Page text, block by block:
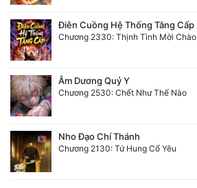
Điên Cuồng Hệ Thống Tăng Cấp
Chương 2330: Thịnh Tình Mời Chào
Âm Dương Quỷ Y
Chương 2530: Chết Như Thế Nào
Nho Đạo Chí Thánh
Chương 2130: Tứ Hung Cổ Yêu